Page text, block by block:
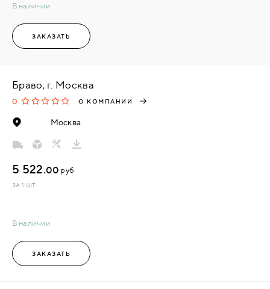
В наличии
ЗАКАЗАТЬ
Браво, г. Москва
0 О КОМПАНИИ
Москва
В наличии
5 522.00 руб
ЗА 1 ШТ.
ЗАКАЗАТЬ